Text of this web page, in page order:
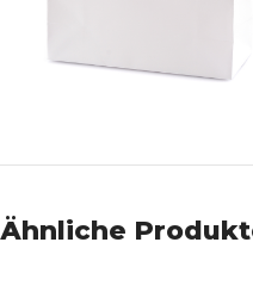
Ähnliche